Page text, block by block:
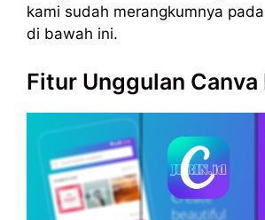
kami sudah merangkumnya
di bawah ini.
Fitur Unggulan